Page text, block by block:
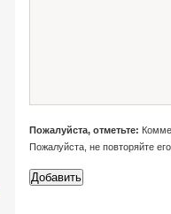
Пожалуйста, отметьте:
Пожалуйста, не повторяйте